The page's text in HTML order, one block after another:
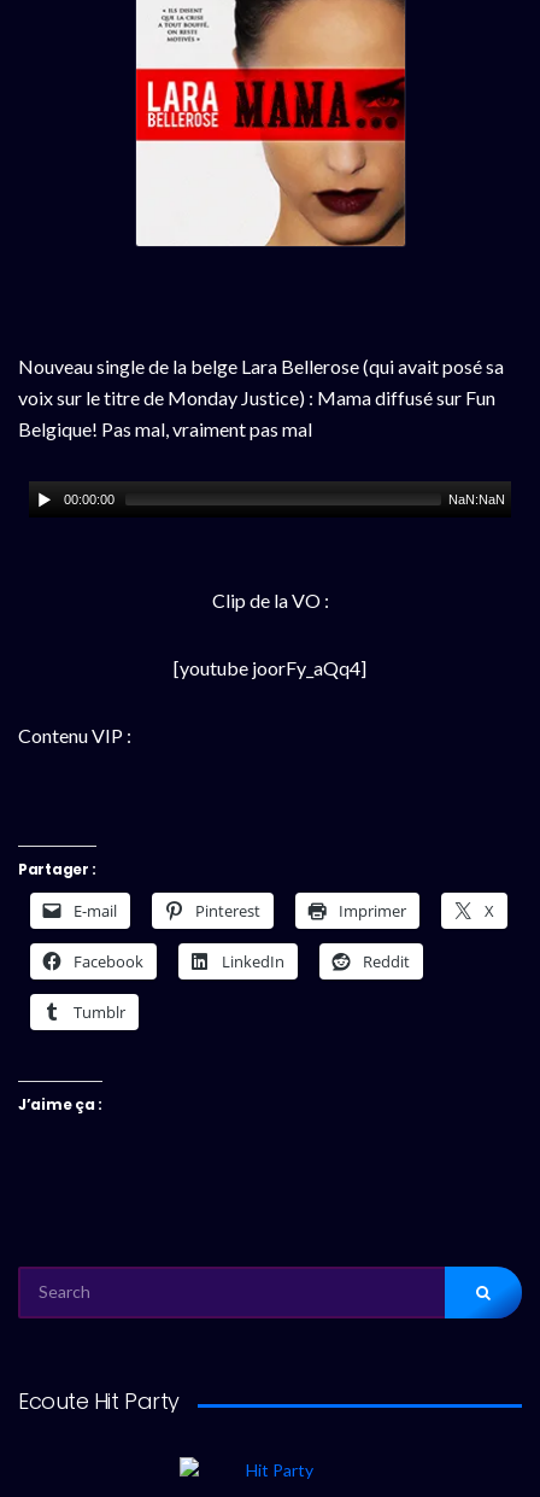
Nouveau single de la belge Lara Bellerose (qui avait posé sa
voix sur le titre de Monday Justice) : Mama diffusé sur Fun
Belgique! Pas mal, vraiment pas mal
00:00:00 NaN:NaN
Clip de la VO :
[youtube joorFy_aQq4]
Contenu VIP :
Partager :
E-mail Pinterest Imprimer X
Facebook LinkedIn Reddit
Tumblr
J’aime ça :
FOR:
Ecoute Hit Party